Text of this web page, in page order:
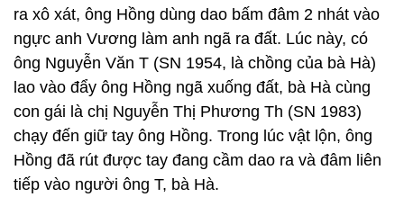
ra xô xát, ông Hồng dùng dao bấm đâm 2 nhát vào
ngực anh Vương làm anh ngã ra đất. Lúc này, có
ông Nguyễn Văn T (SN 1954, là chồng của bà Hà)
lao vào đẩy ông Hồng ngã xuống đất, bà Hà cùng
con gái là chị Nguyễn Thị Phương Th (SN 1983)
chạy đến giữ tay ông Hồng. Trong lúc vật lộn, ông
Hồng đã rút được tay đang cầm dao ra và đâm liên
tiếp vào người ông T, bà Hà.